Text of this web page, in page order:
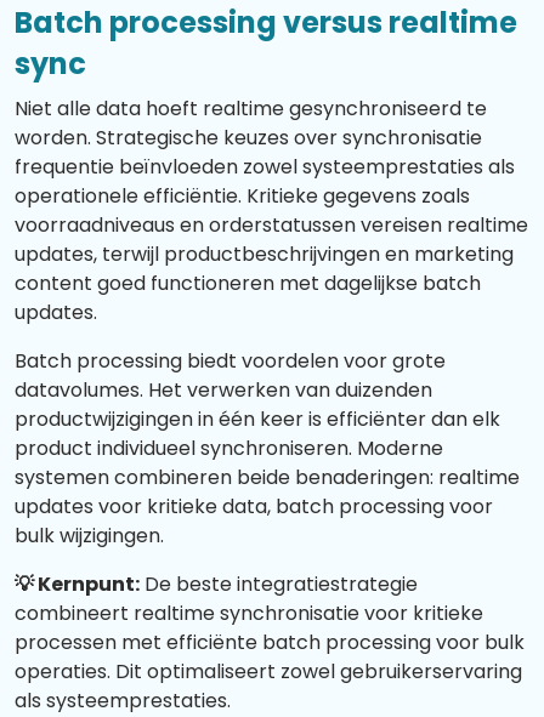
Batch processing versus realtime
sync
Niet alle data hoeft realtime gesynchroniseerd te
worden. Strategische keuzes over synchronisatie
frequentie beïnvloeden zowel systeemprestaties als
operationele efficiëntie. Kritieke gegevens zoals
voorraadniveaus en orderstatussen vereisen realtime
updates, terwijl productbeschrijvingen en marketing
content goed functioneren met dagelijkse batch
updates.
Batch processing biedt voordelen voor grote
datavolumes. Het verwerken van duizenden
productwijzigingen in één keer is efficiënter dan elk
product individueel synchroniseren. Moderne
systemen combineren beide benaderingen: realtime
updates voor kritieke data, batch processing voor
bulk wijzigingen.
💡 Kernpunt: De beste integratiestrategie
combineert realtime synchronisatie voor kritieke
processen met efficiënte batch processing voor bulk
operaties. Dit optimaliseert zowel gebruikerservaring
als systeemprestaties.